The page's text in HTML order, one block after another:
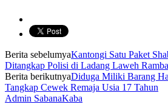
Berita sebelumyaKantongi Satu Paket
Ditangkap Polisi di Ladang Laweh
Berita berikutnyaDiduga Miliki Barang
Tangkap Cewek Remaja Usia 17 Tahun
Admin SabanaKaba